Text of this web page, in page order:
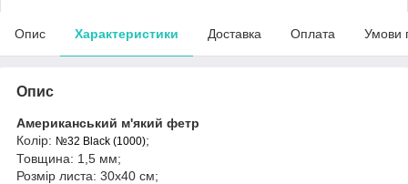
Опис Характеристики Доставка Оплата Умови
Опис
Американський м'який фетр
Колір: №32 Black (1000);
Товщина: 1,5 мм;
Розмір листа: 30х40 см;